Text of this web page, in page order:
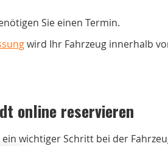
Sie einen Termin.
wird Ihr Fahrzeug innerhalb
online reservieren
ein wichtiger Schritt bei der